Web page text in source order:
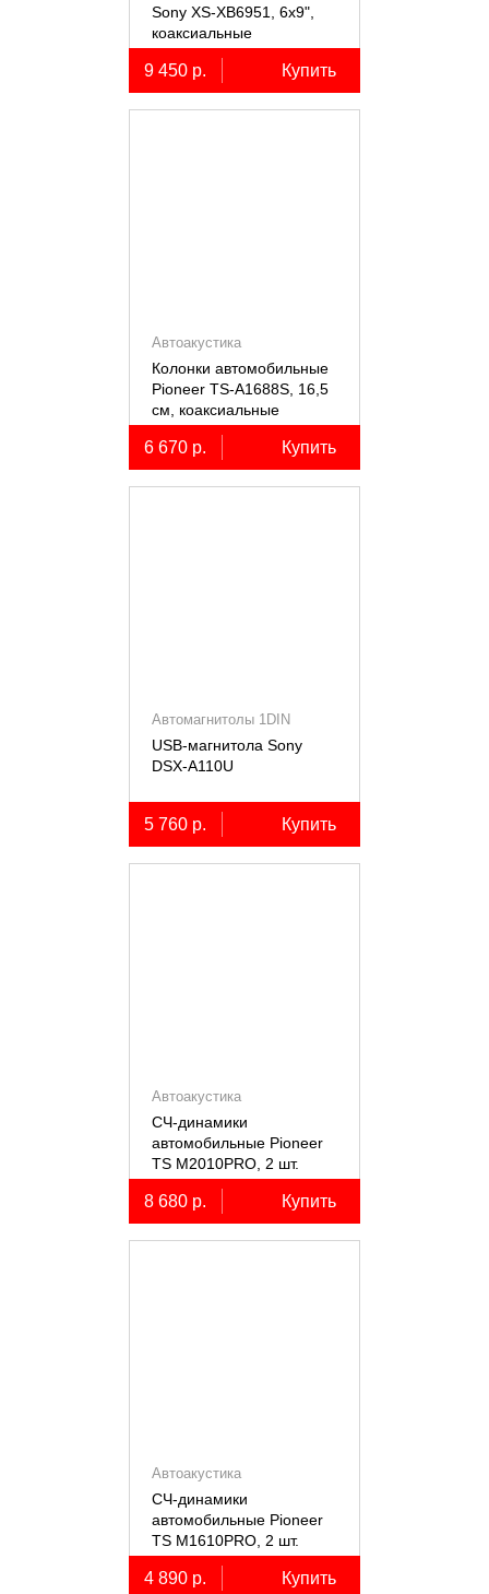
Sony XS-XB6951, 6х9",
коаксиальные
пятиполосные, 2 шт.
9 450 р. Купить
Автоакустика
Колонки автомобильные
Pioneer TS-A1688S, 16,5
см, коаксиальные
четырёхполосные, 2 шт.
6 670 р. Купить
Автомагнитолы 1DIN
USB-магнитола Sony
DSX-A110U
5 760 р. Купить
Автоакустика
СЧ-динамики
автомобильные Pioneer
TS M2010PRO, 2 шт.
8 680 р. Купить
Автоакустика
СЧ-динамики
автомобильные Pioneer
TS M1610PRO, 2 шт.
4 890 р. Купить